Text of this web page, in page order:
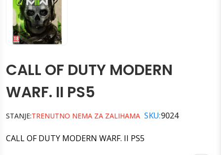
CALL OF DUTY MODERN
WARF. II PS5
STANJE:TRENUTNO NEMA ZA ZALIHAMA SKU:9024
CALL OF DUTY MODERN WARF. II PS5